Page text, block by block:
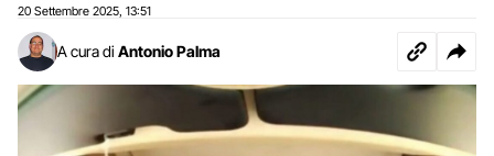
20 Settembre 2025 13:51
A cura di Antonio Palma